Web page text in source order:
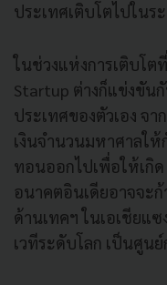
ประเทศเติบโตไปในร
ในช่วงแห่งการเติบโต
Startup ต่างก็แข่งขัน
ประเทศของตัวเอง จ
เงินจำนวนมหาศาลใ
ทอนออกไปเพื่อให้เกิด
อนาคตอินเดียอาจจะ
ด้านเทคฯ ในเอเชียแ
เวทีระดับโลก เป็นศูน